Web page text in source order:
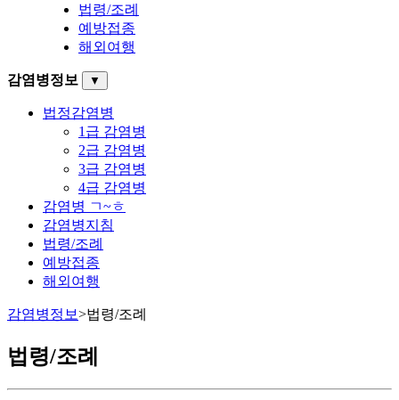
법령/조례
예방접종
해외여행
감염병정보 ▼
법정감염병
1급 감염병
2급 감염병
3급 감염병
4급 감염병
감염병 ㄱ~ㅎ
감염병지침
법령/조례
예방접종
해외여행
감염병정보>법령/조례
법령/조례